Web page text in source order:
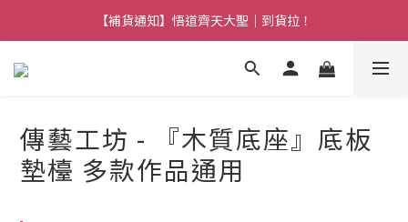
【熱門】馬上有系列！四種寶物幫你財運「轉」進來
【補貨通知】悟道齊天大聖｜到貨拉！
【熱門】馬上有系列！四種寶物幫你財運「轉」進來
傳藝工坊 - 『木質底座』底板
墊檯 多款作品通用